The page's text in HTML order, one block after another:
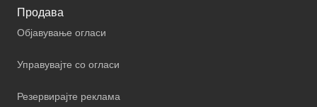
Продава
Објавување огласи
Управувајте со огласи
Резервирајте реклама